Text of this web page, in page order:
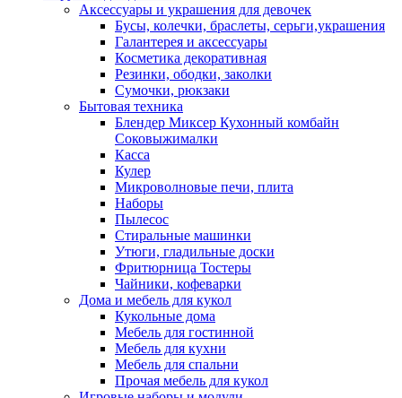
Аксессуары и украшения для девочек
Бусы, колечки, браслеты, серьги,украшения
Галантерея и аксессуары
Косметика декоративная
Резинки, ободки, заколки
Сумочки, рюкзаки
Бытовая техника
Блендер Миксер Кухонный комбайн
Соковыжималки
Касса
Кулер
Микроволновые печи, плита
Наборы
Пылесос
Стиральные машинки
Утюги, гладильные доски
Фритюрница Тостеры
Чайники, кофеварки
Дома и мебель для кукол
Кукольные дома
Мебель для гостинной
Мебель для кухни
Мебель для спальни
Прочая мебель для кукол